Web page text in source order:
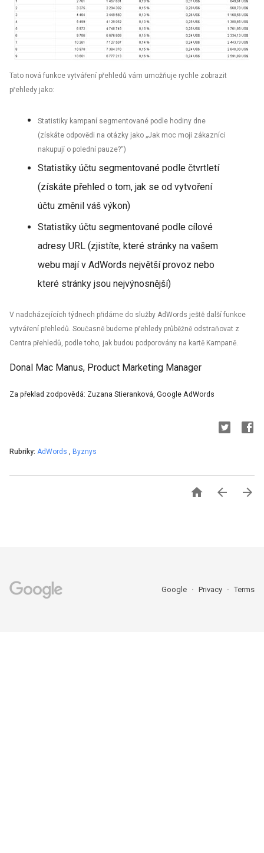
Tato nová funkce vytváření přehledů vám umožňuje rychle zobrazit
přehledy jako:
Statistiky kampaní segmentované podle hodiny dne
(získáte odpovědi na otázky jako „Jak moc moji zákazníci
nakupují o polední pauze?“)
Statistiky účtu segmentované podle čtvrtletí
(získáte přehled o tom, jak se od vytvoření
účtu změnil váš výkon)
Statistiky účtu segmentované podle cílové
adresy URL (zjistíte, které stránky na vašem
webu mají v AdWords největší provoz nebo
které stránky jsou nejvýnosnější)
V nadcházejících týdnech přidáme do služby AdWords ještě další funkce
vytváření přehledů. Současně budeme přehledy průběžně odstraňovat z
Centra přehledů, podle toho, jak budou podporovány na kartě Kampaně.
Donal Mac Manus, Product Marketing Manager
Za překlad zodpovědá: Zuzana Stieranková, Google AdWords
Rubriky: AdWords , Byznys
  
Google Privacy Terms